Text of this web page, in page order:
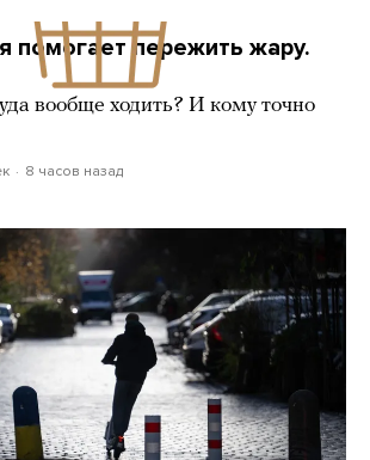
помогает пережить жару.
вообще ходить? И кому точно
8 часов назад